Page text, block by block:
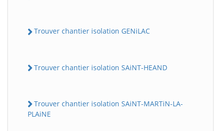
Trouver chantier isolation GENiLAC
Trouver chantier isolation SAiNT-HEAND
Trouver chantier isolation SAiNT-MARTiN-LA-
PLAiNE